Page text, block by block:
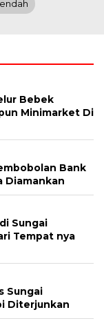
Bebek
Minimarket Di
Bank
Diamankan
Sungai
Tempat nya
Sungai
Diterjunkan